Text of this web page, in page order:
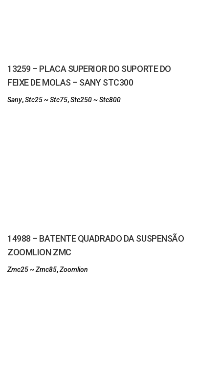
13259 – PLACA SUPERIOR DO SUPORTE DO
FEIXE DE MOLAS – SANY STC300
Sany,Stc25 ~ Stc75,Stc250 ~ Stc800
14988 – BATENTE QUADRADO DA SUSPENSÃO
ZOOMLION ZMC
Zmc25 ~ Zmc85,Zoomlion